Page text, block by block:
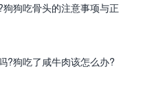
狗吃骨头的注意事项与正
?狗吃了咸牛肉该怎么办?